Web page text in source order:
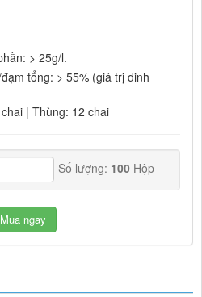
> 25g/l.
tổng: > 55% (giá trị dinh
| Thùng: 12 chai
Số lượng: 100Hộp
Mua ngay